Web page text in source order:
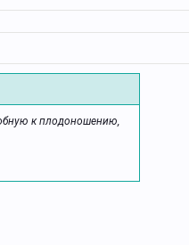
к плодоношению,